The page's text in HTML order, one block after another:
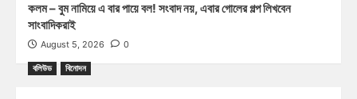
কলম – বুম নামিয়ে এ বার পায়ে বল! সংবাদ নয়, এবার গোলের গল্প লিখবেন
সাংবাদিকরাই
August 5, 2026 0
বলিউড বিনোদন